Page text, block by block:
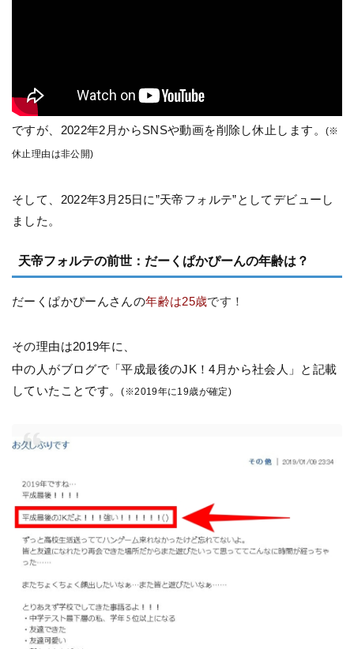
ですが、2022年2月からSNSや動画を削除し休止します。 (※
休止理由は非公開)
そして、2022年3月25日に”天帝フォルテ”としてデビューし
ました。
天帝フォルテの前世：だーくぱかぴーんの年齢は？
だーくぱかぴーんさんの年齢は25歳です！
その理由は2019年に、
中の人がブログで「平成最後のJK！4月から社会人」と記載
していたことです。(※2019年に19歳が確定)